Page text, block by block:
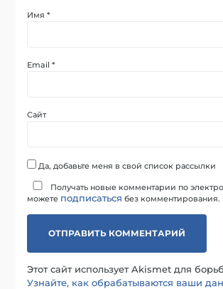
Имя*
Email*
Сайт
Да, добавьте меня в свой список рассылки
Получать новые комментарии по
можете подписаться без комментирования.
Этот сайт использует Akismet для
Узнайте, как обрабатываются ваши